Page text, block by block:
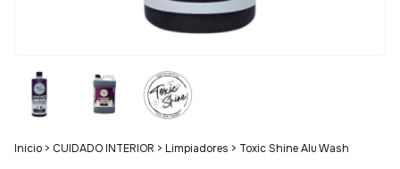
Inicio > CUIDADO INTERIOR > Limpiadores > Toxic Shine Alu Wash